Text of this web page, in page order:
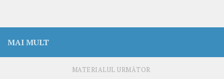
MAI MULT
MATERIALUL URMĂTOR